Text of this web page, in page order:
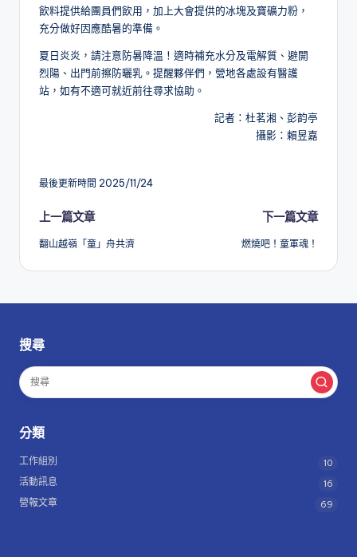
飲料提供給團員們飲用，加上大會提供的冰塊及寶礦力粉，
充分做好因應酷暑的準備。
夏日炎炎，請注意防暑降溫！適時補充水分及電解質、避開
烈陽、出門前擦防曬乳。提醒夥伴們，營地各處設有醫護
站，如有不適可就近前往尋求協助。
記者：杜茗湘、彭韵亭
攝影：賴昱嘉
最後更新時間 2025/11/24
Post
navigation
上一篇文章
翻山越嶺「童」舟共濟
下一篇文章
燃燒吧！童軍魂！
搜尋
分類
工作組別 10
活動訊息 16
營報文章 69